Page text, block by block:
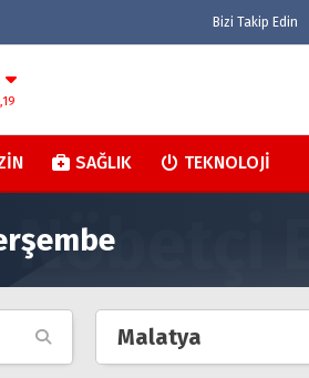
Bizi Takip Edin
SAĞLIK TEKNOLOJI
Malatya